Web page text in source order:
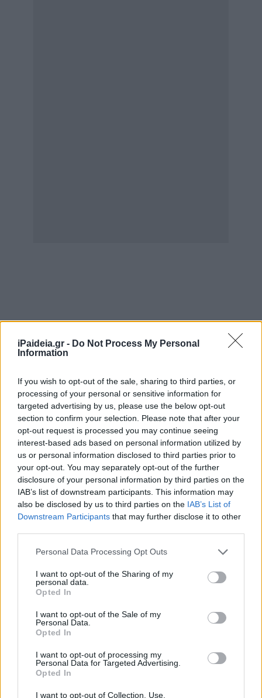
iPaideia.gr - Do Not Process My Personal
Information
If you wish to opt-out of the sale, sharing to third parties, or
processing of your personal or sensitive information for
targeted advertising by us, please use the below opt-out
section to confirm your selection. Please note that after your
opt-out request is processed you may continue seeing
interest-based ads based on personal information utilized by
us or personal information disclosed to third parties prior to
your opt-out. You may separately opt-out of the further
disclosure of your personal information by third parties on the
IAB’s list of downstream participants. This information may
also be disclosed by us to third parties on the IAB’s List of
Downstream Participants that may further disclose it to other
Please note that this website/app uses one or more Google
not limited to your visit or usage behaviour. You may click to
grant or deny consent to Google and its third-party tags to
use your data for below specified purposes in below Google
consent section.
Personal Data Processing Opt Outs
I want to opt-out of the Sharing of my
personal data.
Opted In
I want to opt-out of the Sale of my
Personal Data.
Opted In
I want to opt-out of processing my
Personal Data for Targeted Advertising.
Opted In
I want to opt-out of Collection, Use,
τραπέζι τουυπουργείου Οικονομικώναποτελεί
προσωρινό μέτρο, το οποίο εντάσσεται στο πλαίσιο των
θα είναι εντός των δημοσιονομικών ορίων που παρέχει
η μεγαλύτερη ανάπτυξη της ελληνικής οικονομίας.
Εμβόλιο – Τρίτη δόση: Τελικά πόσο βοηθά – Τι
δείχνουν τα στοιχεία
Πανεπιστήμια: Σαρωτικές αλλαγές – Τι θα
ισχύσει με τμήματα, προγράμματα σπουδών,
αγορά εργασίας
Rapid tests: Διευκρινήσεις για επιχειρήσεις
και εργοδότες – Tι ισχύει
Σε κάθε περίπτωση, οι τελικές αποφάσεις θα ληφθούν
μέσα στις επόμενες δύο εβδομάδες, με τις
ανακοινώσεις να αναμένονται με την κατάθεση του
Βουλή, στις 19 Νοεμβρίου.
Μέχρι τότε θα έχει ξεκαθαρίσει το τοπίο και για τον νέο
ΕΝΦΙΑπου θα κληθούν ναπληρώσουντο 2022 οι
ιδιοκτήτες ακινήτων με τις πληροφορίες να αναφέρουν
ότι σε πρώτη φάση στόχος είναι η εξουδετέρωση των